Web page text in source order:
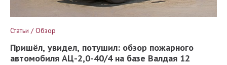
Статьи / Обзор
Пришёл, увидел, потушил: обзор пожарного
автомобиля АЦ-2,0-40/4 на базе Валдая 12